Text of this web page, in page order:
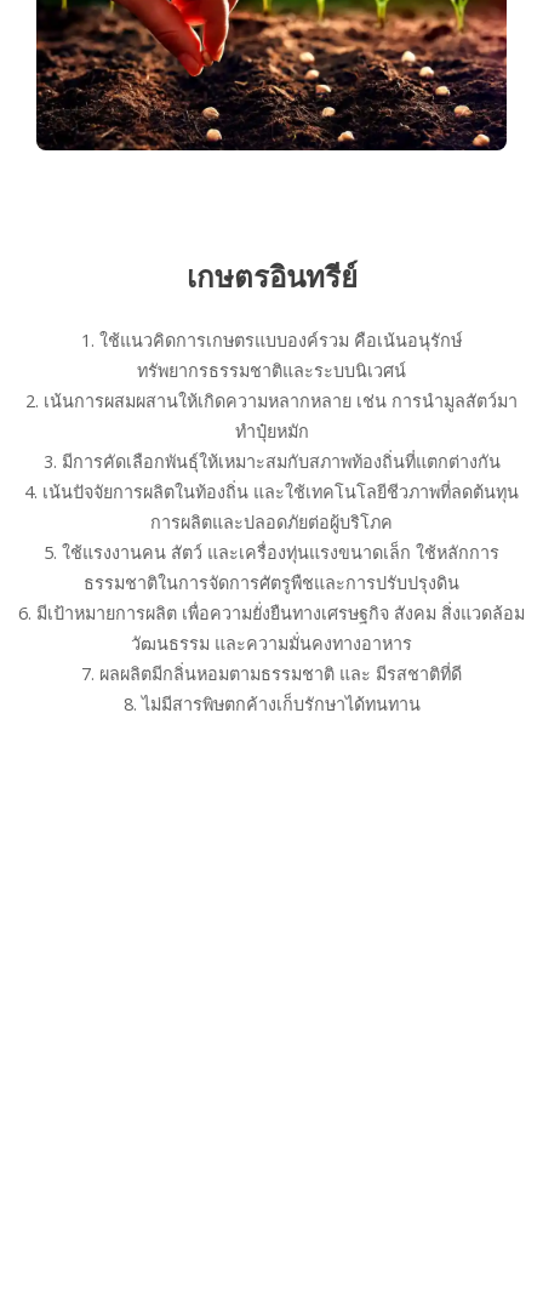
เกษตรอินทรีย์
1. ใช้แนวคิดการเกษตรแบบองค์รวม คือเน้นอนุรักษ์
ทรัพยากรธรรมชาติและระบบนิเวศน์
2. เน้นการผสมผสานให้เกิดความหลากหลาย เช่น การนำมูลสัตว์มา
ทำปุ๋ยหมัก
3. มีการคัดเลือกพันธุ์ให้เหมาะสมกับสภาพท้องถิ่นที่แตกต่างกัน
4. เน้นปัจจัยการผลิตในท้องถิ่น และใช้เทคโนโลยีชีวภาพที่ลดต้นทุน
การผลิตและปลอดภัยต่อผู้บริโภค
5. ใช้แรงงานคน สัตว์ และเครื่องทุ่นแรงขนาดเล็ก ใช้หลักการ
ธรรมชาติในการจัดการศัตรูพืชและการปรับปรุงดิน
6. มีเป้าหมายการผลิต เพื่อความยั่งยืนทางเศรษฐกิจ สังคม สิ่งแวดล้อม
วัฒนธรรม และความมั่นคงทางอาหาร
7. ผลผลิตมีกลิ่นหอมตามธรรมชาติ และ มีรสชาติที่ดี
8. ไม่มีสารพิษตกค้างเก็บรักษาได้ทนทาน